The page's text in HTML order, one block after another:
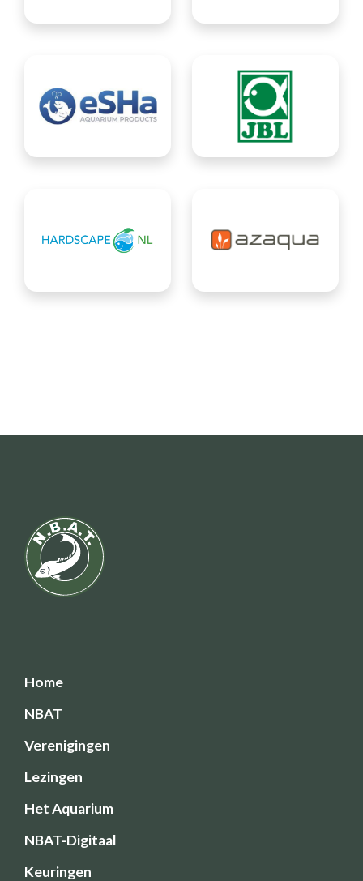
Home
NBAT
Verenigingen
Lezingen
Het Aquarium
NBAT-Digitaal
Keuringen